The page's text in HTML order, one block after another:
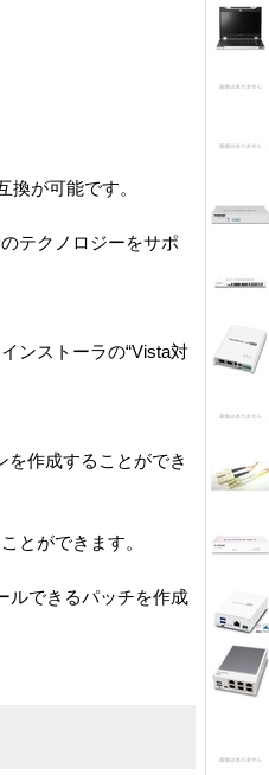
が可能です。
テクノロジーをサポ
ンストーラの“Vista対
作成することができ
とができます。
ルできるパッチを作成